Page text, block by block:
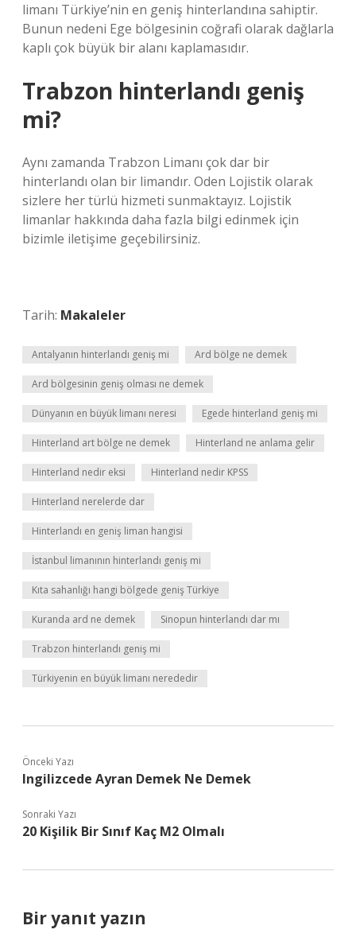
limanı Türkiye’nin en geniş hinterlandına sahiptir.
Bunun nedeni Ege bölgesinin coğrafi olarak dağlarla
kaplı çok büyük bir alanı kaplamasıdır.
Trabzon hinterlandı geniş
mi?
Aynı zamanda Trabzon Limanı çok dar bir
hinterlandı olan bir limandır. Oden Lojistik olarak
sizlere her türlü hizmeti sunmaktayız. Lojistik
limanlar hakkında daha fazla bilgi edinmek için
bizimle iletişime geçebilirsiniz.
Tarih: Makaleler
Antalyanın hinterlandı geniş mi Ard bölge ne demek
Ard bölgesinin geniş olması ne demek
Dünyanın en büyük limanı neresi Egede hinterland geniş mi
Hinterland art bölge ne demek Hinterland ne anlama gelir
Hinterland nedir eksi Hinterland nedir KPSS
Hinterland nerelerde dar
Hinterlandı en geniş liman hangisi
İstanbul limanının hinterlandı geniş mi
Kıta sahanlığı hangi bölgede geniş Türkiye
Kuranda ard ne demek Sinopun hinterlandı dar mı
Trabzon hinterlandı geniş mi
Türkiyenin en büyük limanı nerededir
Önceki Yazı
Ingilizcede Ayran Demek Ne Demek
Sonraki Yazı
20 Kişilik Bir Sınıf Kaç M2 Olmalı
Bir yanıt yazın